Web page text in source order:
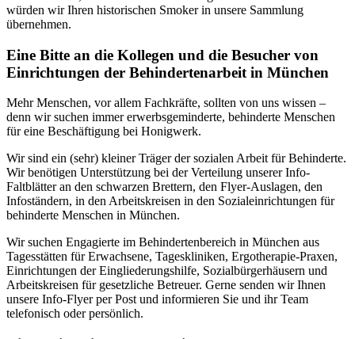
würden wir Ihren historischen Smoker in unsere Sammlung
übernehmen.
Eine Bitte an die Kollegen und die Besucher von
Einrichtungen der Behindertenarbeit in München
Mehr Menschen, vor allem Fachkräfte, sollten von uns wissen –
denn wir suchen immer erwerbsgeminderte, behinderte Menschen
für eine Beschäftigung bei Honigwerk.
Wir sind ein (sehr) kleiner Träger der sozialen Arbeit für Behinderte.
Wir benötigen Unterstützung bei der Verteilung unserer Info-
Faltblätter an den schwarzen Brettern, den Flyer-Auslagen, den
Infoständern, in den Arbeitskreisen in den Sozialeinrichtungen für
behinderte Menschen in München.
Wir suchen Engagierte im Behindertenbereich in München aus
Tagesstätten für Erwachsene, Tageskliniken, Ergotherapie-Praxen,
Einrichtungen der Eingliederungshilfe, Sozialbürgerhäusern und
Arbeitskreisen für gesetzliche Betreuer. Gerne senden wir Ihnen
unsere Info-Flyer per Post und informieren Sie und ihr Team
telefonisch oder persönlich.